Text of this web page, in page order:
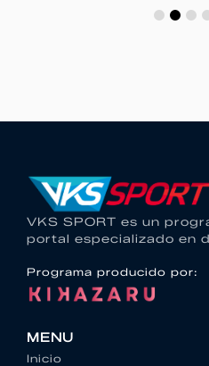
VKS SPORT es un
portal especializado en
Programa producido por:
MENU
Inicio